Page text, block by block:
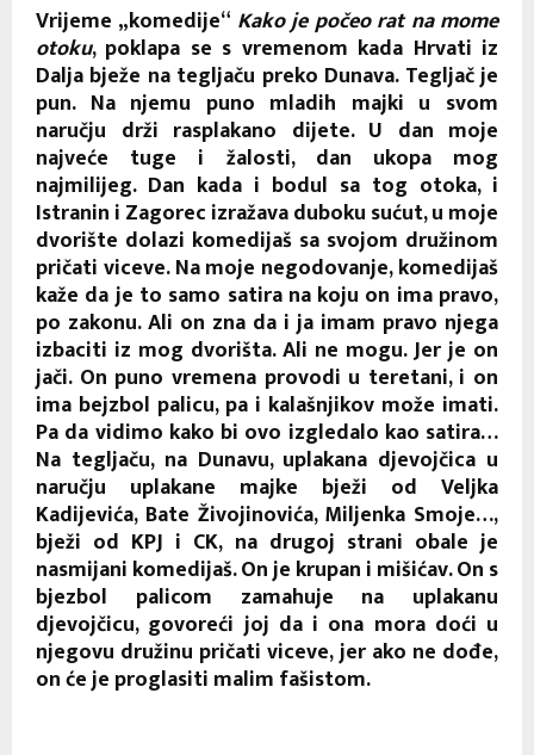
Vrijeme „komedije“ Kako je počeo rat na mome
otoku, poklapa se s vremenom kada Hrvati iz
Dalja bježe na tegljaču preko Dunava. Tegljač je
pun. Na njemu puno mladih majki u svom
naručju drži rasplakano dijete. U dan moje
najveće tuge i žalosti, dan ukopa mog
najmilijeg. Dan kada i bodul sa tog otoka, i
Istranin i Zagorec izražava duboku sućut, u moje
dvorište dolazi komedijaš sa svojom družinom
pričati viceve. Na moje negodovanje, komedijaš
kaže da je to samo satira na koju on ima pravo,
po zakonu. Ali on zna da i ja imam pravo njega
izbaciti iz mog dvorišta. Ali ne mogu. Jer je on
jači. On puno vremena provodi u teretani, i on
ima bejzbol palicu, pa i kalašnjikov može imati.
Pa da vidimo kako bi ovo izgledalo kao satira…
Na tegljaču, na Dunavu, uplakana djevojčica u
naručju uplakane majke bježi od Veljka
Kadijevića, Bate Živojinovića, Miljenka Smoje…,
bježi od KPJ i CK, na drugoj strani obale je
nasmijani komedijaš. On je krupan i mišićav. On s
bjezbol palicom zamahuje na uplakanu
djevojčicu, govoreći joj da i ona mora doći u
njegovu družinu pričati viceve, jer ako ne dođe,
on će je proglasiti malim fašistom.